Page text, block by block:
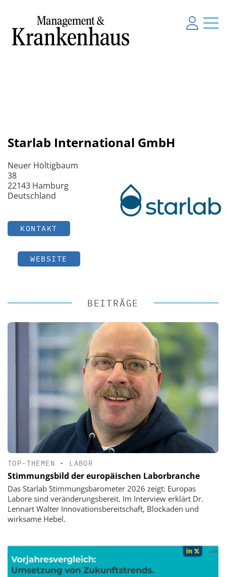
Starlab International GmbH
Neuer Höltigbaum
38
22143 Hamburg
Deutschland
KONTAKT
WEBSITE
BEITRÄGE
TOP-THEMEN • LABOR
Stimmungsbild der europäischen Laborbranche
Das Starlab Stimmungsbarometer 2026 zeigt: Europas
Labore sind veränderungsbereit. Im Interview erklärt Dr.
Lennart Walter Innovationsbereitschaft, Blockaden und
wirksame Hebel.